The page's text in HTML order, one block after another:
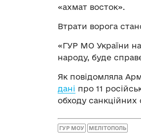
«ахмат восток».
Втрати ворога
«ГУР МО України
народу, буде
Як повідомляла
дані про 11
обходу
ГУР МОУ МЕЛІТОПОЛЬ